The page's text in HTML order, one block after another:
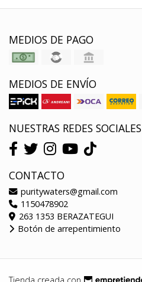
MEDIOS DE PAGO
MEDIOS DE ENVÍO
NUESTRAS REDES SOCIALES
CONTACTO
puritywaters@gmail.com
1150478902
263 1353 BERAZATEGUI
Botón de arrepentimiento